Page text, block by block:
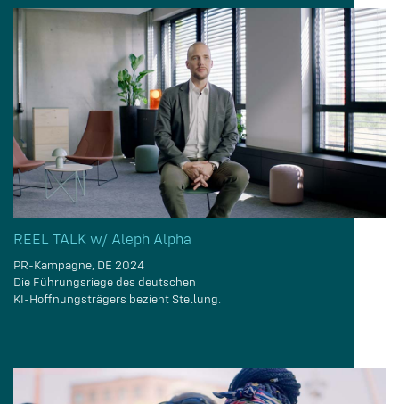
REEL TALK w/ Aleph Alpha
PR-Kampagne, DE 2024
Die Führungsriege des deutschen
KI-Hoffnungsträgers bezieht Stellung.